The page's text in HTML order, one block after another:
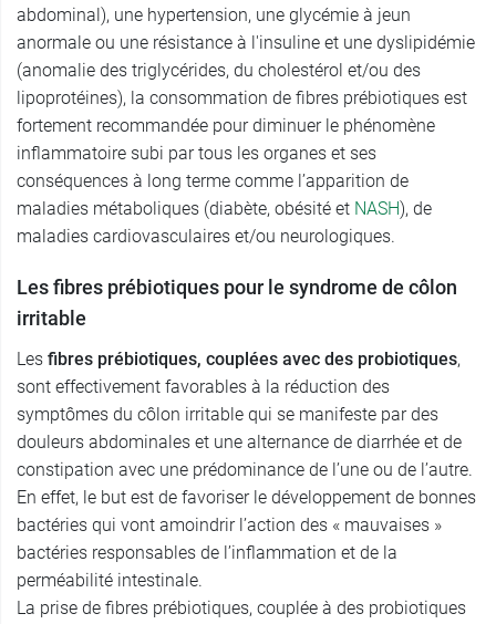
abdominal), une hypertension, une glycémie à jeun
anormale ou une résistance à l'insuline et une dyslipidémie
(anomalie des triglycérides, du cholestérol et/ou des
lipoprotéines), la consommation de fibres prébiotiques est
fortement recommandée pour diminuer le phénomène
inflammatoire subi par tous les organes et ses
conséquences à long terme comme l’apparition de
maladies métaboliques (diabète, obésité et NASH), de
maladies cardiovasculaires et/ou neurologiques.
Les fibres prébiotiques pour le syndrome de côlon
irritable
Les fibres prébiotiques, couplées avec des probiotiques,
sont effectivement favorables à la réduction des
symptômes du côlon irritable qui se manifeste par des
douleurs abdominales et une alternance de diarrhée et de
constipation avec une prédominance de l’une ou de l’autre.
En effet, le but est de favoriser le développement de bonnes
bactéries qui vont amoindrir l’action des « mauvaises »
bactéries responsables de l’inflammation et de la
perméabilité intestinale.
La prise de fibres prébiotiques, couplée à des probiotiques